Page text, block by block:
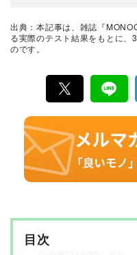
就任。9年以上
ストしてきたが
ズ、マネーが得
最新の良い
『MONOQLO
毎月19日に発
& おすすめ情
生活用品や家具
家にも協力を仰
較・検証・評
に良いモノ」だ
中心に、11名以
行っています。
出典：本記事は、雑誌『
る実際のテスト結果をもとに
のです。
目次